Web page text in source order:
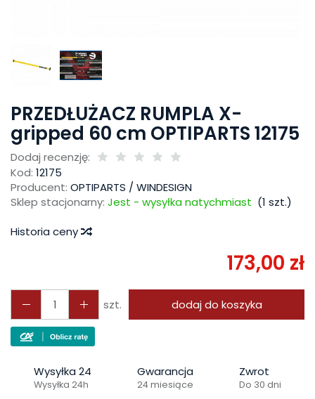
PRZEDŁUŻACZ RUMPLA X-
gripped 60 cm OPTIPARTS 12175
Dodaj recenzję:
Kod: 12175
Producent: OPTIPARTS / WINDESIGN
Sklep stacjonarny: Jest - wysyłka natychmiast (1 szt.)
Historia ceny
173,00 zł
szt. dodaj do koszyka
Wysyłka 24
Wysyłka 24h
Gwarancja
24 miesiące
Zwrot
Do 30 dni